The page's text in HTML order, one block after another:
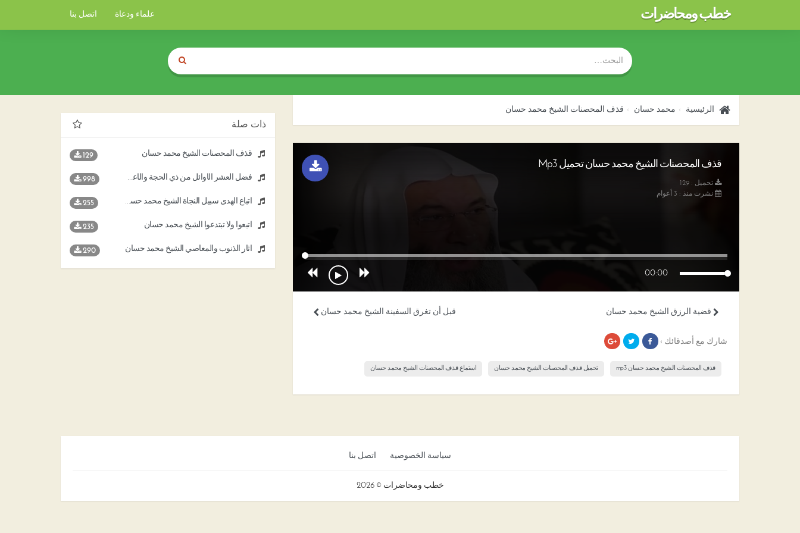
خطب ومحاضرات علماء ودعاة اتصل بنا
الرئيسية محمد حسان قذف المحصنات الشيخ محمد حسان
قذف المحصنات الشيخ محمد حسان تحميل Mp3
تحميل : 129
نشرت منذ : 3 أعوام
00:00
قبل أن تغرق السفينة الشيخ محمد حسان قضية الرزق الشيخ محمد حسان
شارك مع أصدقائك ›
قذف المحصنات الشيخ محمد حسان mp3 تحميل قذف المحصنات الشيخ محمد حسان استماع قذف المحصنات الشيخ محمد حسان
ذات صلة
قذف المحصنات الشيخ محمد حسان 129
فضل العشر الأوائل من ذي الحجة والأعمال المستحبة فيها الشيخ د محمد حسان 998
اتباع الهدى سبيل النجاة الشيخ محمد حسان 255
اتبعوا ولا تبتدعوا الشيخ محمد حسان 235
آثار الذنوب والمعاصي الشيخ محمد حسان 290
سياسة الخصوصية اتصل بنا
خطب ومحاضرات © 2026